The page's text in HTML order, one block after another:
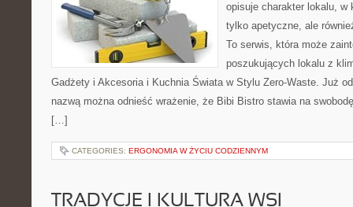
opisuje charakter lokalu, w
tylko apetyczne, ale
To serwis, która może
poszukujących lokalu z
Gadżety i Akcesoria i Kuchnia Świata w Stylu Zero-Waste. Już
nazwą można odnieść wrażenie, że Bibi Bistro stawia na
[…]
CATEGORIES: ERGONOMIA W ŻYCIU CODZIENNYM
TRADYCJE I KULTURA WSI